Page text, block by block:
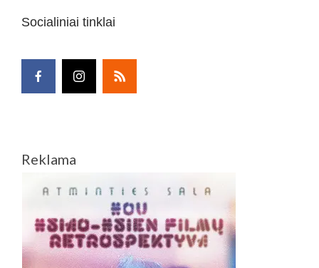
Socialiniai tinklai
Reklama